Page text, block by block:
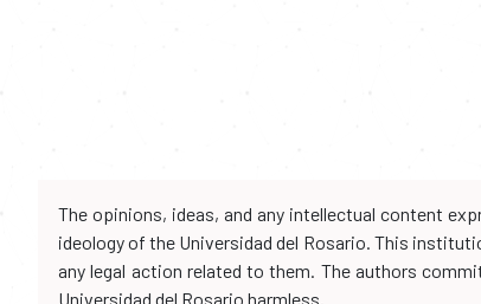
The opinions, ideas, and any intellectual content
ideology of the Universidad del Rosario. This
any legal action related to them. The authors
Universidad del Rosario harmless.